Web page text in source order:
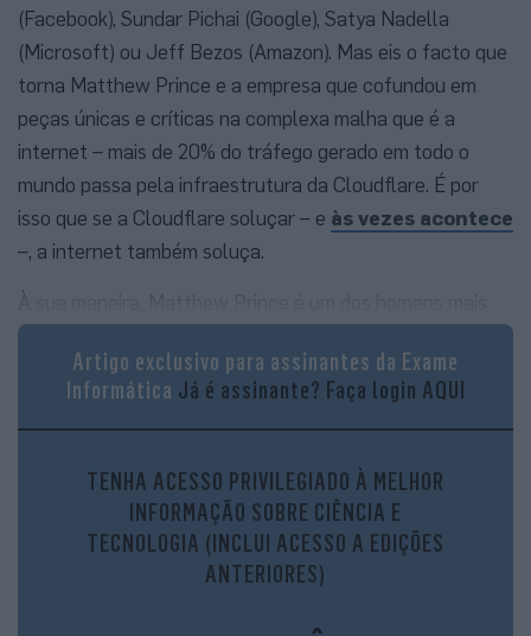
(Facebook), Sundar Pichai (Google), Satya Nadella
(Microsoft) ou Jeff Bezos (Amazon). Mas eis o facto que
torna Matthew Prince e a empresa que cofundou em
peças únicas e críticas na complexa malha que é a
internet – mais de 20% do tráfego gerado em todo o
mundo passa pela infraestrutura da Cloudflare. É por
isso que se a Cloudflare soluçar – e às vezes acontece
–, a internet também soluça.
À sua maneira, Matthew Prince é um dos homens mais
influentes da internet moderna. E este norte-americano
de 48 anos gosta de Lisboa. Mesmo muito. Uma relação
que começou em 2017, quando veio à capital portuguesa
passar umas férias perto do final do ano, e que se
materializou na criação de um centro de
desenvolvimento da empresa na cidade dois anos depois.
Artigo exclusivo para assinantes da Exame
Informática Já é assinante? Faça login AQUI
TENHA ACESSO PRIVILEGIADO À MELHOR
INFORMAÇÃO SOBRE CIÊNCIA E
TECNOLOGIA (INCLUI ACESSO A EDIÇÕES
ANTERIORES)